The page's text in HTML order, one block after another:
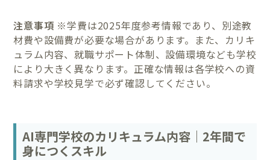
注意事項 ※学費は2025年度参考情報であり、別途教
材費や設備費が必要な場合があります。また、カリキ
ュラム内容、就職サポート体制、設備環境なども学校
により大きく異なります。正確な情報は各学校への資
料請求や学校見学で必ず確認してください。
AI専門学校のカリキュラム内容｜2年間で
身につくスキル